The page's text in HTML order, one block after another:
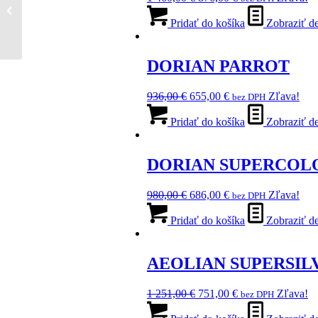
bola:
cena
je:
Pridať do košíka Zobraziť
DORIAN PARROT
936,00€ Pôvodná
bola:
655,00 €Aktuálna
cena
je:
bez DPH Zľava!
Pridať do košíka Zobraziť
DORIAN
980,00€ Pôvodná
bola:
686,00 €Aktuálna
cena
je:
bez DPH Zľava!
Pridať do košíka Zobraziť
AEOLIAN
1 251,00€ Pôvodná
751,00 €Aktuálna
cena
bez DPH Zľava!